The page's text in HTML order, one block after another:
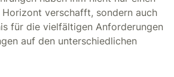
verschafft, sondern auch
für die vielfältigen Anforderungen
auf den unterschiedlichen